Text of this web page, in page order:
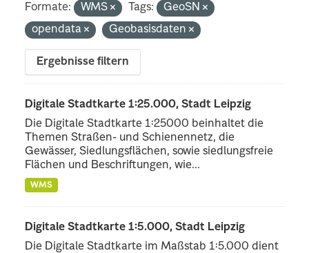
Formate: WMS Tags:
GeoSN
opendata
Geobasisdaten
Ergebnisse filtern
Digitale Stadtkarte 1:25.000, Stadt Leipzig
Die Digitale Stadtkarte 1:25000 beinhaltet die
Themen Straßen- und Schienennetz, die
Gewässer, Siedlungsflächen, sowie siedlungsfreie
Flächen und Beschriftungen, wie...
WMS
Digitale Stadtkarte 1:5.000, Stadt Leipzig
Die Digitale Stadtkarte im Maßstab 1:5.000 dient